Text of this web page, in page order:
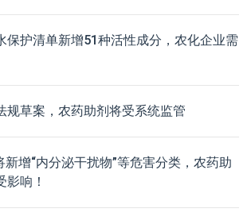
保护清单新增51种活性成分，农化企业需
规草案，农药助剂将受系统监管
新增“内分泌干扰物”等危害分类，农药助
影响！